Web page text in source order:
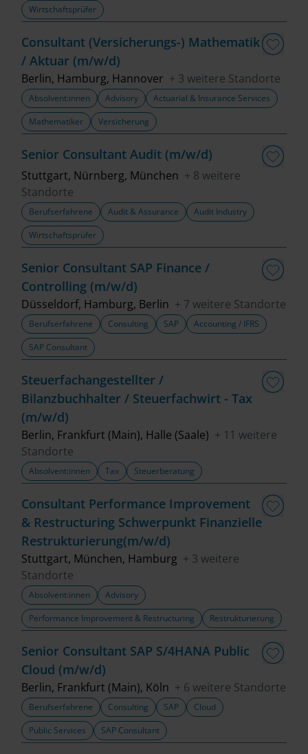
Top Trends
Job finden
Filter löschen
Wirtschaftsprüfer
Consultant (Versicherungs-) Mathematik
/ Aktuar (m/w/d)
Berlin, Hamburg, Hannover + 3 weitere Standorte
Absolvent:innen Advisory
Actuarial & Insurance Services
Mathematiker
Versicherung
Senior Consultant Audit (m/w/d)
Stuttgart, Nürnberg, München + 8 weitere
Standorte
Berufserfahrene Audit & Assurance
Audit Industry
Wirtschaftsprüfer
Senior Consultant SAP Finance /
Controlling (m/w/d)
Düsseldorf, Hamburg, Berlin + 7 weitere Standorte
Berufserfahrene Consulting SAP
Accounting / IFRS
SAP Consultant
Steuerfachangestellter /
Bilanzbuchhalter / Steuerfachwirt - Tax
(m/w/d)
Berlin, Frankfurt (Main), Halle (Saale) + 11 weitere
Standorte
Absolvent:innen Tax Steuerberatung
Consultant Performance Improvement
& Restructuring Schwerpunkt Finanzielle
Restrukturierung(m/w/d)
Stuttgart, München, Hamburg + 3 weitere
Standorte
Absolvent:innen
Advisory
Performance Improvement & Restructuring
Restrukturierung
Senior Consultant SAP S/4HANA Public
Cloud (m/w/d)
Berlin, Frankfurt (Main), Köln + 6 weitere Standorte
Berufserfahrene Consulting SAP
Cloud
Public Services
SAP Consultant